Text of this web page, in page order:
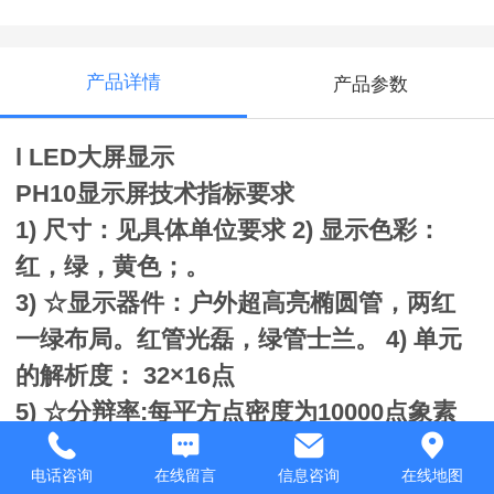
产品详情 产品参数
l LED大屏显示
PH10显示屏技术指标要求
1) 尺寸：见具体单位要求 2) 显示色彩：
红，绿，黄色；。
3) ☆显示器件：户外超高亮椭圆管，两红
一绿布局。红管光磊，绿管士兰。 4) 单元
的解析度： 32×16点
5) ☆分辩率:每平方点密度为10000点象素
管。 6) 像素间距： 小于等于10.0 mm。
7) 屏体最大亮度：不小于4500 cd/m2，阳
电话咨询 在线留言 信息咨询 在线地图